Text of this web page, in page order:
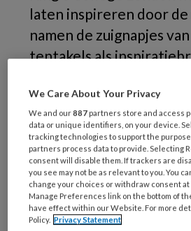
laten inspireren door de
namen de zuignapjes
tentakels als
fixeren.
We Care About Your Privacy
We and our887 partners store and access
data or unique identifiers, on your device.
tracking technologies to support the
partners process data to provide. Selecting
consent will disable them. If trackers are
you see may not be as relevant to you. You
change your choices or withdraw consent
Manage Preferences link on the bottom of
have effect within our Website. For more
Policy. Privacy Statement